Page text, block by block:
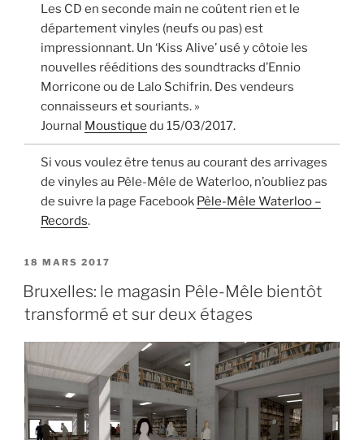
Les CD en seconde main ne coûtent rien et le
département vinyles (neufs ou pas) est
impressionnant. Un ‘Kiss Alive’ usé y côtoie les
nouvelles rééditions des soundtracks d’Ennio
Morricone ou de Lalo Schifrin. Des vendeurs
connaisseurs et souriants. »
Journal Moustique du 15/03/2017.
Si vous voulez être tenus au courant des arrivages
de vinyles au Pêle-Mêle de Waterloo, n’oubliez pas
de suivre la page Facebook Pêle-Mêle Waterloo –
Records.
PUBLIÉ
18 MARS 2017
Bruxelles: le magasin Pêle-Mêle bientôt
transformé et sur deux étages